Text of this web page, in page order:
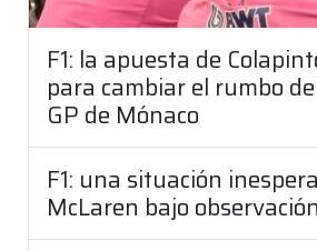
F1: la apuesta de
para cambiar el rumbo
GP de Mónaco
F1: una situación
McLaren bajo